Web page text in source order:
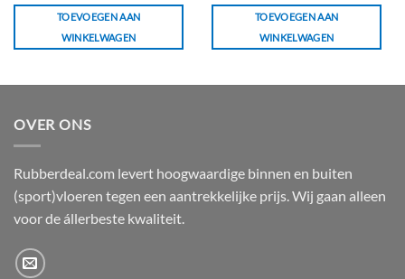
TOEVOEGEN AAN
WINKELWAGEN
TOEVOEGEN AAN
WINKELWAGEN
OVER ONS
Rubberdeal.com levert hoogwaardige binnen en buiten
(sport)vloeren tegen een aantrekkelijke prijs. Wij gaan alleen
voor de állerbeste kwaliteit.